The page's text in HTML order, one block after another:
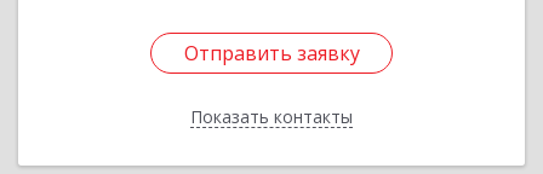
Отправить заявку
Показать контакты
Отправить заявку
Назад